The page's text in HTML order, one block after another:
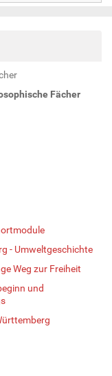
Fächer
- Umweltgeschichte
Weg zur Freiheit
und